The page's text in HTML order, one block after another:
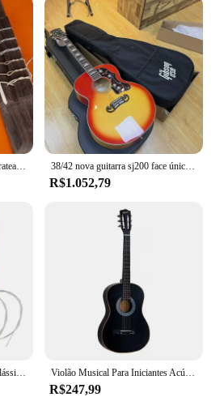
Conjunto de cordas de nylon prateado para violão, acessórios clássicos e clássicos, conjunto de 6 peças, e, a, d, g, b e e 38/42 nova guitarra sj200 face única guitarra folk para homens e mulheres iniciante guitarra acústica de placa única para introdução adulta
R$1.052,79
6 Pçs/set Cordas de Guitarra Clássica Núcleo de Nylon Banhado a Prata Liga de Cobre Ferida Peças e Acessórios de Instrumento de Guitarra Clássica Violão Musical Para Iniciantes Acústico Queen's Preto Cordas de Nylon
R$247,99